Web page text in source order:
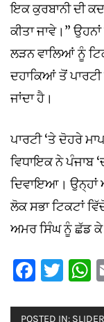
ਇਕ ਕੁਰਬਾਨੀ ਦੀ
ਕੀਤਾ ਜਾਵੇ।”
ਲੜਨ ਵਾਲਿਆਂ ਨੂੰ
ਦਹਾਕਿਆਂ ਤੋਂ
ਜਾਂਦਾ ਹੈ।
ਪਾਰਟੀ ‘ਤੇ ਦੋਹਰੇ
ਵਿਧਾਇਕ ਨੇ ਪੰਜਾਬ
ਦਿਵਾਇਆ।
ਲੋਕ ਸਭਾ ਟਿਕਟਾਂ
ਅਮਰ ਸਿੰਘ ਨੂੰ ਛੱਡ ਕੇ
POSTED IN: SLIDER